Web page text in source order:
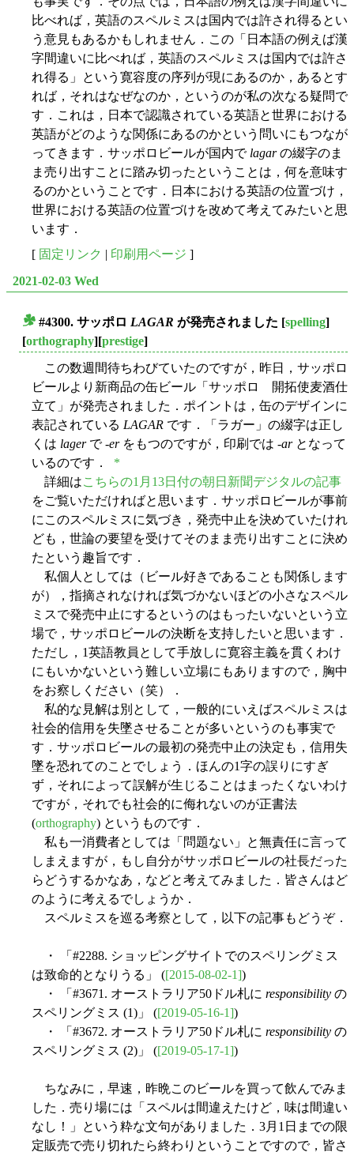
比べれば，英語のスペルミスは国内では許され得るとい
う意見もあるかもしれません．この「日本語の例えば漢
字間違いに比べれば，英語のスペルミスは国内では許さ
れ得る」という寛容度の序列が現にあるのか，あるとす
れば，それはなぜなのか，というのが私の次なる疑問で
す．これは，日本で認識されている英語と世界における
英語がどのような関係にあるのかという問いにもつなが
ってきます．サッポロビールが国内で lagarの綴字のま
ま売り出すことに踏み切ったということは，何を意味す
るのかということです．日本における英語の位置づけ，
世界における英語の位置づけを改めて考えてみたいと思
います．
[ 固定リンク | 印刷用ページ ]
2021-02-03 Wed
#4300. サッポロ LAGAR が発売されました [spelling]
[orthography][prestige]
この数週間待ちわびていたのですが，昨日，サッポロ
ビールより新商品の缶ビール「サッポロ 開拓使麦酒仕
立て」が発売されました．ポイントは，缶のデザインに
表記されている LAGAR です．「ラガー」の綴字は正し
くは lagerで -erをもつのですが，印刷では -arとなって
いるのです． *
詳細はこちらの1月13日付の朝日新聞デジタルの記事
をご覧いただければと思います．サッポロビールが事前
にこのスペルミスに気づき，発売中止を決めていたけれ
ども，世論の要望を受けてそのまま売り出すことに決め
たという趣旨です．
私個人としては（ビール好きであることも関係します
が），指摘されなければ気づかないほどの小さなスペル
ミスで発売中止にするというのはもったいないという立
場で，サッポロビールの決断を支持したいと思います．
ただし，1英語教員として手放しに寛容主義を貫くわけ
にもいかないという難しい立場にもありますので，胸中
をお察しください（笑）．
私的な見解は別として，一般的にいえばスペルミスは
社会的信用を失墜させることが多いというのも事実で
す．サッポロビールの最初の発売中止の決定も，信用失
墜を恐れてのことでしょう．ほんの1字の誤りにすぎ
ず，それによって誤解が生じることはまったくないわけ
ですが，それでも社会的に侮れないのが正書法
(orthography) というものです．
私も一消費者としては「問題ない」と無責任に言って
しまえますが，もし自分がサッポロビールの社長だった
らどうするかなあ，などと考えてみました．皆さんはど
のように考えるでしょうか．
スペルミスを巡る考察として，以下の記事もどうぞ．
・ 「#2288. ショッピングサイトでのスペリングミス
は致命的となりうる」 ([2015-08-02-1])
・ 「#3671. オーストラリア50ドル札に responsibility の
スペリングミス (1)」 ([2019-05-16-1])
・ 「#3672. オーストラリア50ドル札に responsibility の
スペリングミス (2)」 ([2019-05-17-1])
ちなみに，早速，昨晩このビールを買って飲んでみま
した．売り場には「スペルは間違えたけど，味は間違い
なし！」という粋な文句がありました．3月1日までの限
定販売で売り切れたら終わりということですので，皆さ